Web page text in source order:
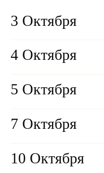
3 Октября
4 Октября
5 Октября
7 Октября
10 Октября